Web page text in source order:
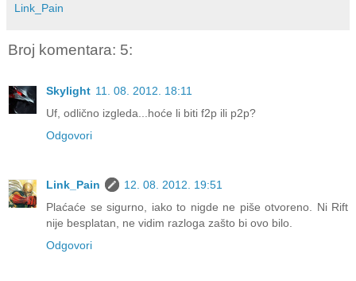
Link_Pain
Broj komentara: 5:
Skylight 11. 08. 2012. 18:11
Uf, odlično izgleda...hoće li biti f2p ili p2p?
Odgovori
Link_Pain
12. 08. 2012. 19:51
Plaćaće se sigurno, iako to nigde ne piše otvoreno. Ni Rift
nije besplatan, ne vidim razloga zašto bi ovo bilo.
Odgovori